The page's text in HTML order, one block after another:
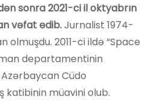
sonra 2021-ciiloktyabrın
vəfat edib.Jurnalist 1974-
olmuşdu. 2011-ci ildə “Space
departamentinin
Cüdo
katibinin müavini olub.